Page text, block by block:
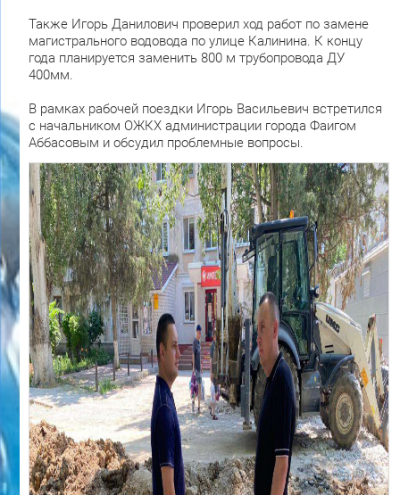
Также Игорь Данилович проверил ход работ по замене
магистрального водовода по улице Калинина. К концу
года планируется заменить 800 м трубопровода ДУ
400мм.
В рамках рабочей поездки Игорь Васильевич встретился
с начальником ОЖКХ администрации города Фаигом
Аббасовым и обсудил проблемные вопросы.